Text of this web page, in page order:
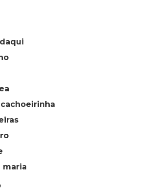
cachoeirinha
maria